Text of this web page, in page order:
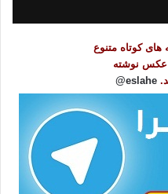
کوتاه متنوع
نوشته
eslahe@